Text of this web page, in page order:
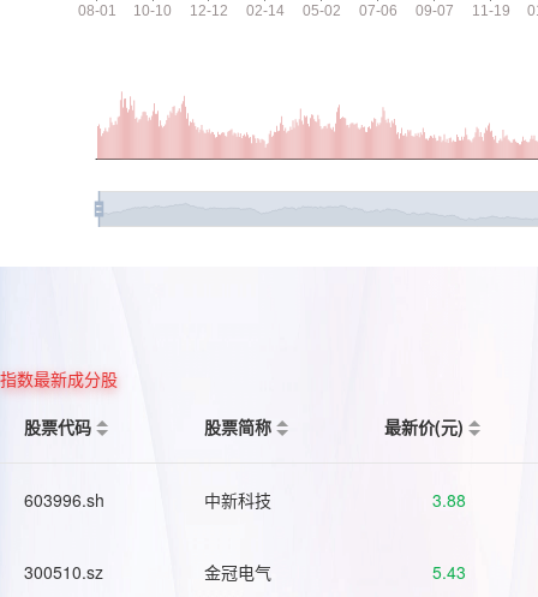
指数最新成分股
股票代码
股票简称 最新价(元)
603996.sh 中新科技 3.88
300510.sz 金冠电气 5.43